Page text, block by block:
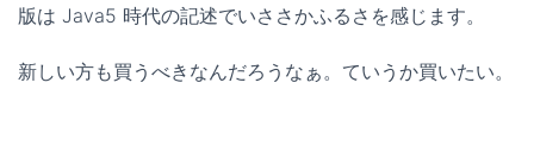
版は Java5 時代の記述でいささかふるさを感じます。
新しい方も買うべきなんだろうなぁ。ていうか買いたい。